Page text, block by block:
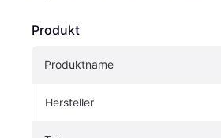
Produkt
Produktname
Hersteller